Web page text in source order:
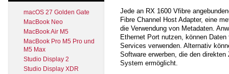
macOS 27 Golden Gate
MacBook Neo
MacBook Air M5
MacBook Pro M5 Pro und
M5 Max
Studio Display 2
Studio Display XDR
Jede an RX 1600 Vfibre
Fibre Channel Host Adapter, eine
die Verwendung von Metadaten.
Ethernet Port nutzen, können
Services verwenden. Alternativ
Software erwerben, die den
System ermöglicht.